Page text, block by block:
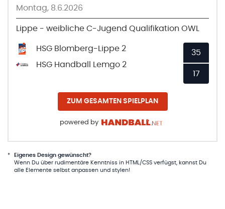
Montag, 8.6.2026
Lippe - weibliche C-Jugend Qualifikation OWL
HSG Blomberg-Lippe 2
HSG Handball Lemgo 2
35
17
ZUM GESAMTEN SPIELPLAN
powered by
*
Eigenes Design gewünscht?
Wenn Du über rudimentäre Kenntniss in HTML/CSS verfügst, kannst Du
alle Elemente selbst anpassen und stylen!